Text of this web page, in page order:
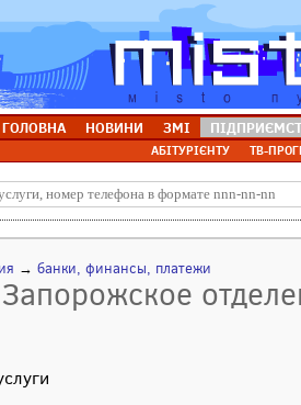
ГОЛОВНА НОВИНИ ЗМІ
АБІТУРІЄНТУ ТВ-
→ банки, финансы, платежи